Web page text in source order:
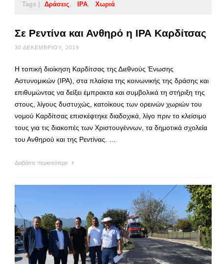
Tags | Δράσεις ΙΡΑ Χωριά
Σε Ρεντίνα και Ανθηρό η ΙΡΑ Καρδίτσας
30 ΔΕΚΕΜΒΡΊΟΥ, 2019
Η τοπική διοίκηση Καρδίτσας της Διεθνούς Ένωσης
Αστυνομικών (ΙΡΑ), στα πλαίσια της κοινωνικής της δράσης και
επιθυμώντας να δείξει έμπρακτα και συμβολικά τη στήριξη της
στους, λίγους δυστυχώς, κατοίκους των ορεινών χωριών του
νομού Καρδίτσας επισκέφτηκε διαδοχικά, λίγο πριν το κλείσιμο
τους για τις διακοπές των Χριστουγέννων, τα δημοτικά σχολεία
του Ανθηρού και της Ρεντίνας. …
Διαβάστε περισσότερα